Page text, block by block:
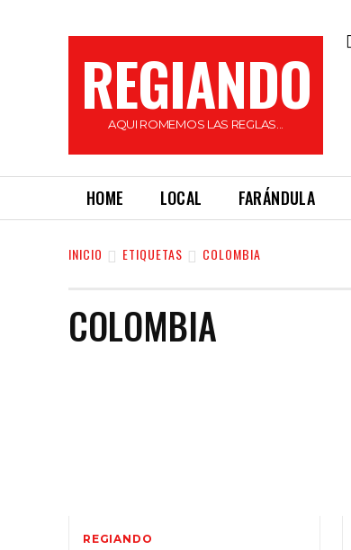
REGIANDO
AQUI ROMEMOS LAS REGLAS...
HOME LOCAL FARÁNDULA
INICIO ETIQUETAS COLOMBIA
COLOMBIA
REGIANDO